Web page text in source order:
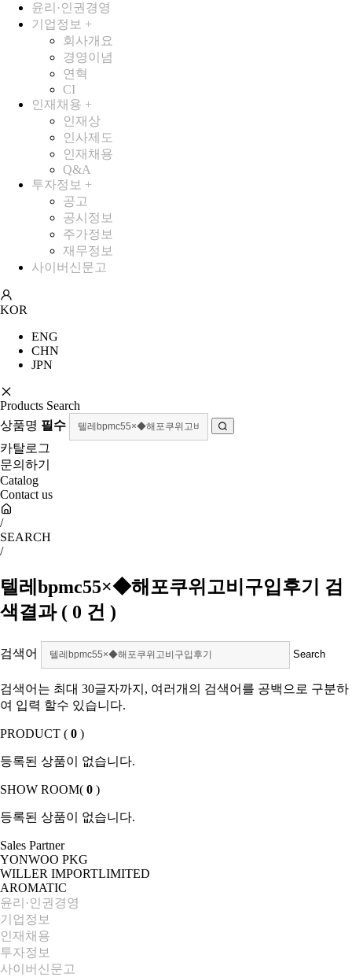
윤리·인권경영
기업정보 +
회사개요
경영이념
연혁
CI
인재채용 +
인재상
인사제도
인재채용
Q&A
투자정보 +
공고
공시정보
주가정보
재무정보
사이버신문고
KOR
ENG
CHN
JPN
Products Search
상품명 필수
카탈로그
문의하기
Catalog
Contact us
/
SEARCH
/
텔레bpmc55×◆해포쿠위고비구입후기
검
색결과 ( 0 건 )
검색어
검색어는 최대 30글자까지, 여러개의 검색어를 공백으로 구분하
여 입력 할수 있습니다.
PRODUCT ( 0 )
등록된 상품이 없습니다.
SHOW ROOM( 0 )
등록된 상품이 없습니다.
Sales Partner
YONWOO PKG
WILLER IMPORTLIMITED
AROMATIC
윤리·인권경영
기업정보
인재채용
투자정보
사이버신문고